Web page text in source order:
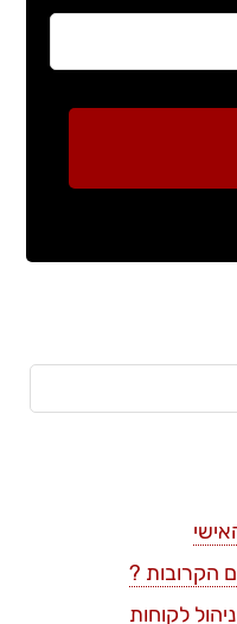
הקרובות ?
לקוחות